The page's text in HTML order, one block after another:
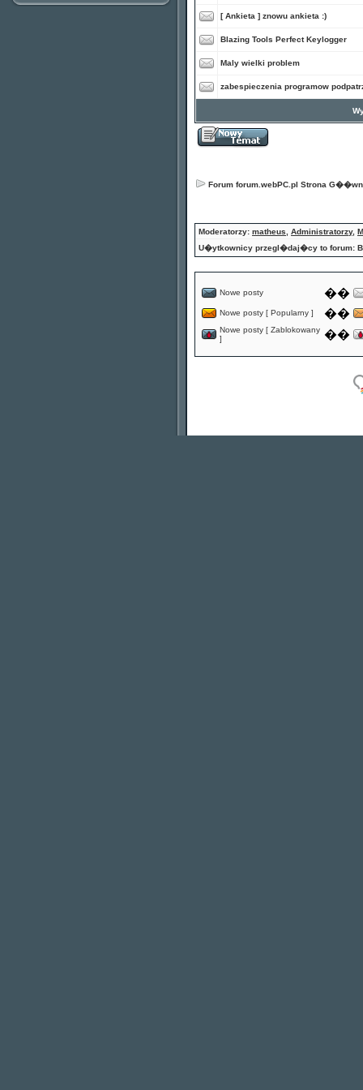
[ Ankieta ] znowu ankieta :)
Blazing Tools Perfect Keylogger
Maly wielki problem
zabespieczenia programow
Forum forum.webPC.pl Strona
Moderatorzy: matheus Administratorzy,
U�ytkownicy przegl�daj�cy to forum:
Nowe posty ��
Nowe posty [ Popularny ] ��
Nowe posty [ Zablokowany
]
��